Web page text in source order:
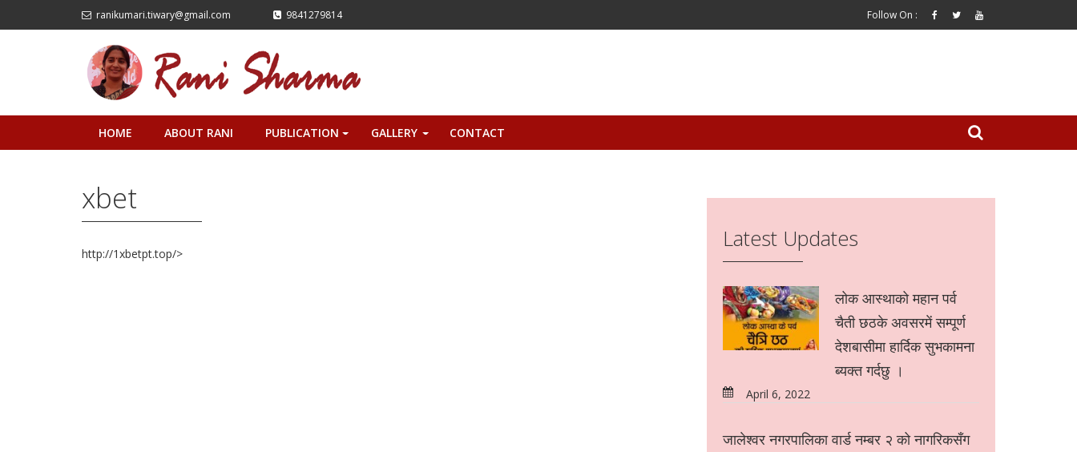
ranikumari.tiwary@gmail.com 9841279814 Follow On :
HOME ABOUT RANI PUBLICATION GALLERY CONTACT
xbet
http://1xbetpt.top/>
Latest Updates
लोक आस्थाको महान पर्व
चैती छठके अवसरमें सम्पूर्ण
देशबासीमा हार्दिक सुभकामना
ब्यक्त गर्दछु ।
April 6, 2022
जालेश्वर नगरपालिका वार्ड नम्बर २ को नागरिकसँग